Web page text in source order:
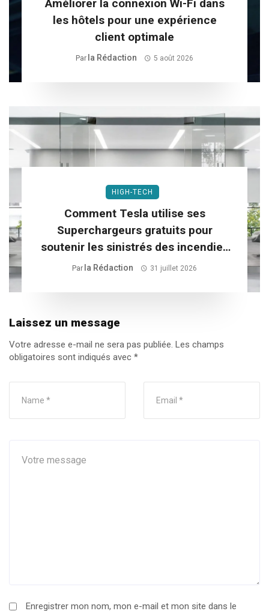
Améliorer la connexion Wi-Fi dans
les hôtels pour une expérience
client optimale
Par La Rédaction 5 août 2026
HIGH-TECH
Comment Tesla utilise ses
Superchargeurs gratuits pour
soutenir les sinistrés des incendies
dans le Sud-Ouest
Par La Rédaction 31 juillet 2026
Laissez un message
Votre adresse e-mail ne sera pas publiée. Les champs
obligatoires sont indiqués avec *
Enregistrer mon nom, mon e-mail et mon site dans le